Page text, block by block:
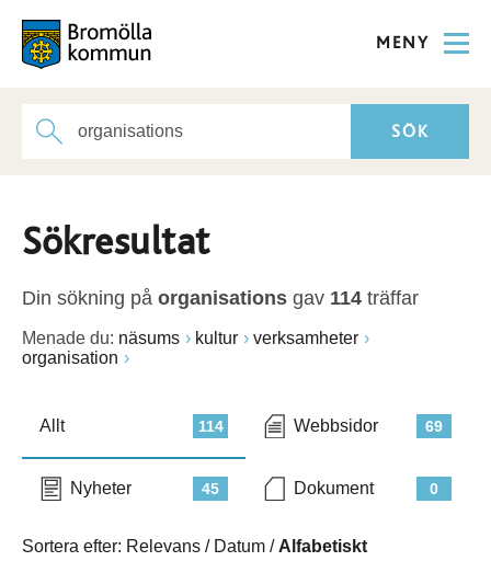
MENY
Sökresultat
Din sökning på organisations gav 114 träffar
Menade du: näsums kultur
verksamheter
organisation
114
Allt 69
Webbsidor
45
Nyheter 0
Dokument
Sortera efter: Relevans / Datum / Alfabetiskt